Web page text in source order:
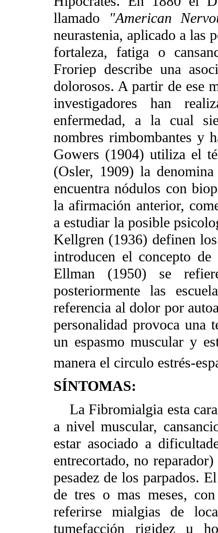
llamado "American
neurastenia, aplicado a las
fortaleza, fatiga o
Froriep describe una
dolorosos. A partir de ese
investigadores han
enfermedad, a la cual
nombres rimbombantes y
Gowers (1904) utiliza el
(Osler, 1909) la
encuentra nódulos con
la afirmación anterior,
a estudiar la posible
Kellgren (1936) definen
introducen el concepto
Ellman (1950) se
posteriormente las
referencia al dolor por
personalidad provoca una
un espasmo muscular y
manera el circulo estrés-
SÍNTOMAS:
La Fibromialgia esta
a nivel muscular,
estar asociado a
entrecortado, no
pesadez de los parpados.
de tres o mas meses,
referirse mialgias de
tumefacción rigidez u